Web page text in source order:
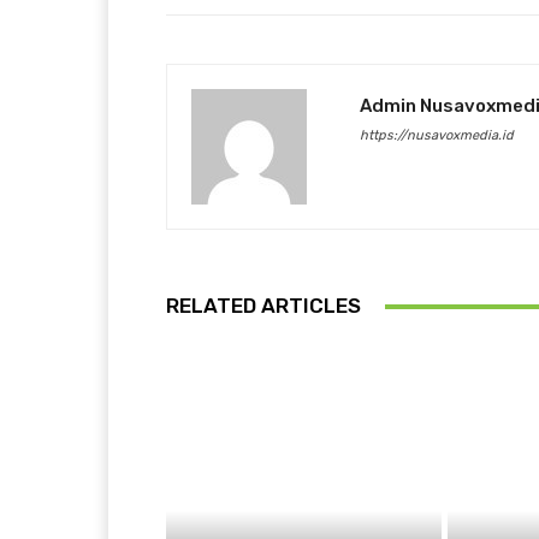
Admin
https://nusavoxmedia.id
RELATED ARTICLES